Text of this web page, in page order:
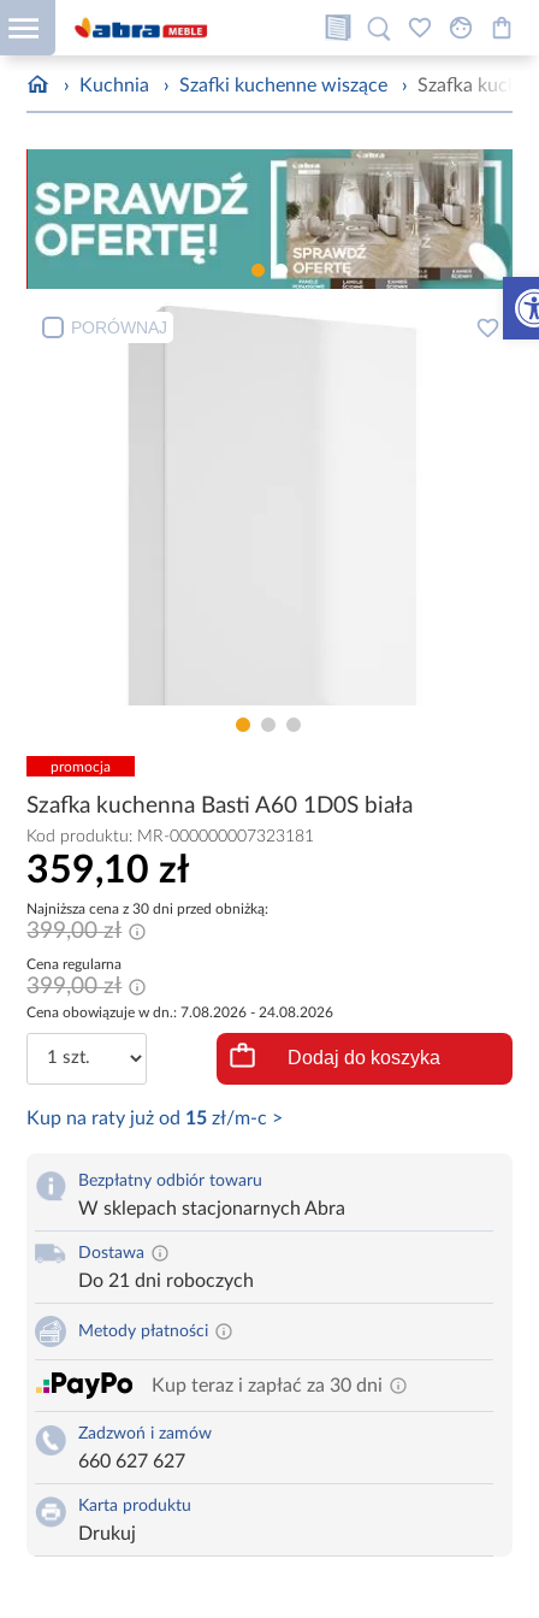
› Kuchnia › Szafki kuchenne wiszące › Szafka
PORÓWNAJ
promocja
Szafka kuchenna Basti A60 1D0S biała
Kod produktu: MR-000000007323181
359,10 zł
Najniższa cena z 30 dni przed obniżką:
399,00 zł
Cena regularna
399,00 zł
Cena obowiązuje w dn.: 7.08.2026 - 24.08.2026
Dodaj do koszyka
Kup na raty już od 15 zł/m-c >
Bezpłatny odbiór towaru
W sklepach stacjonarnych Abra
Dostawa
Do 21 dni roboczych
Metody płatności
Kup teraz i zapłać za 30 dni
Zadzwoń i zamów
660 627 627
Karta produktu
Drukuj